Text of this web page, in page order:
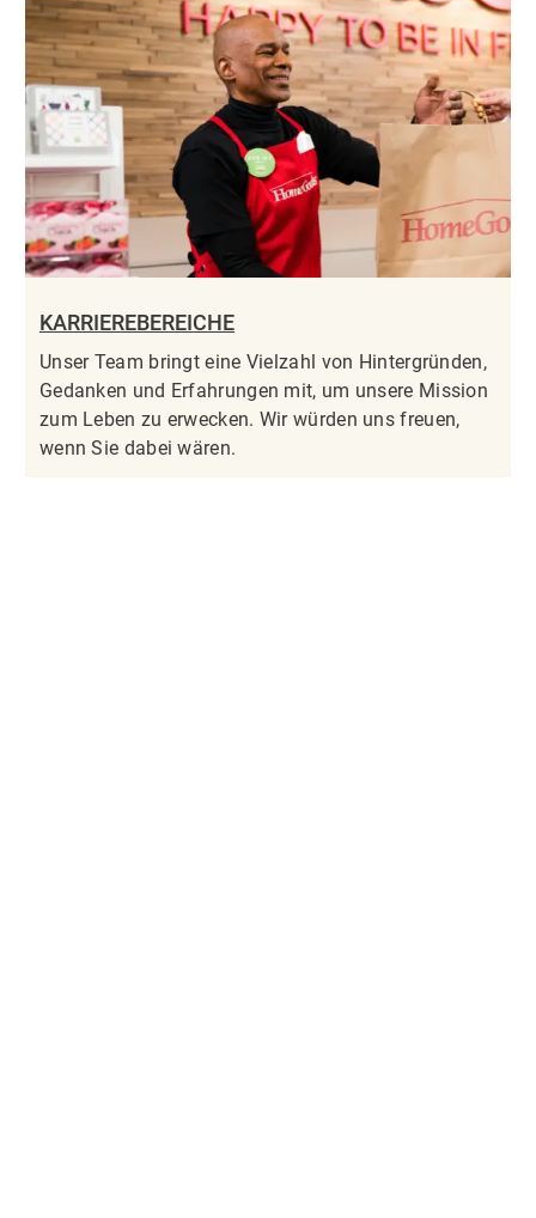
KARRIEREBEREICHE
Unser Team bringt eine Vielzahl von Hintergründen,
Gedanken und Erfahrungen mit, um unsere Mission
zum Leben zu erwecken. Wir würden uns freuen,
wenn Sie dabei wären.